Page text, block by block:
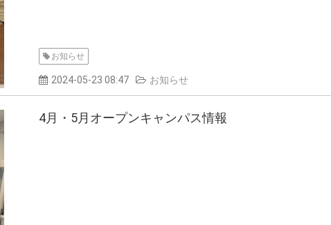
お知らせ
2024-05-23 08:47 お知らせ
4月・5月オープンキャンパス情報